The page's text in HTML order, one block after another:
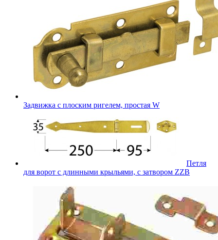
Задвижка с плоским ригелем, простая W
Петля
для ворот с длинными крыльями, с затвором ZZB